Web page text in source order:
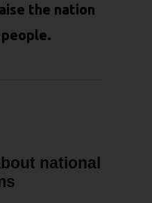
the nation
national